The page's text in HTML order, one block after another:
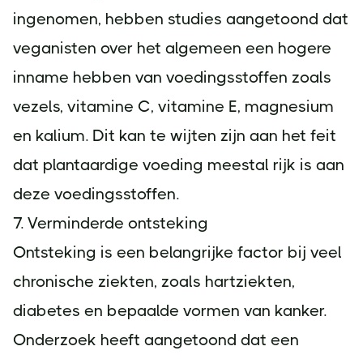
ingenomen, hebben studies aangetoond dat
veganisten over het algemeen een hogere
inname hebben van voedingsstoffen zoals
vezels, vitamine C, vitamine E, magnesium
en kalium. Dit kan te wijten zijn aan het feit
dat plantaardige voeding meestal rijk is aan
deze voedingsstoffen.
7. Verminderde ontsteking
Ontsteking is een belangrijke factor bij veel
chronische ziekten, zoals hartziekten,
diabetes en bepaalde vormen van kanker.
Onderzoek heeft aangetoond dat een